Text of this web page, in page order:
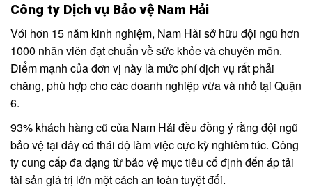
Công ty Dịch vụ Bảo vệ Nam Hải
Với hơn 15 năm kinh nghiệm, Nam Hải sở hữu đội ngũ hơn
1000 nhân viên đạt chuẩn về sức khỏe và chuyên môn.
Điểm mạnh của đơn vị này là mức phí dịch vụ rất phải
chăng, phù hợp cho các doanh nghiệp vừa và nhỏ tại Quận
6.
93% khách hàng cũ của Nam Hải đều đồng ý rằng đội ngũ
bảo vệ tại đây có thái độ làm việc cực kỳ nghiêm túc. Công
ty cung cấp đa dạng từ bảo vệ mục tiêu cố định đến áp tải
tài sản giá trị lớn một cách an toàn tuyệt đối.